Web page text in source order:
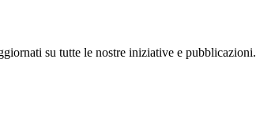
su tutte le nostre iniziative e pubblicazioni.